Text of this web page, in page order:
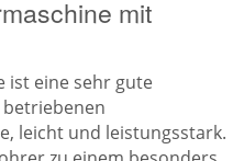
mit
ist eine sehr gute
leicht und leistungsstark.